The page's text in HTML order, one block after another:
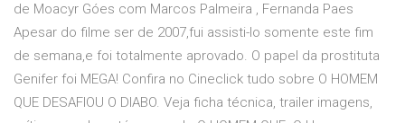
de Moacyr Góes com Marcos Palmeira , Fernanda Paes
Apesar do filme ser de 2007,fui assisti-lo somente este fim
de semana,e foi totalmente aprovado. O papel da prostituta
Genifer foi MEGA! Confira no Cineclick tudo sobre O HOMEM
QUE DESAFIOU O DIABO. Veja ficha técnica, trailer imagens,